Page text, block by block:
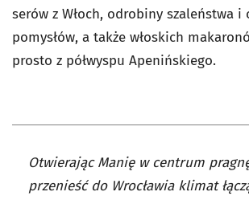
serów z Włoch, odrobiny szaleństwa i
pomysłów, a także włoskich
prosto z półwyspu Apenińskiego.
Otwierając Manię w centrum
przenieść do Wrocławia klimat